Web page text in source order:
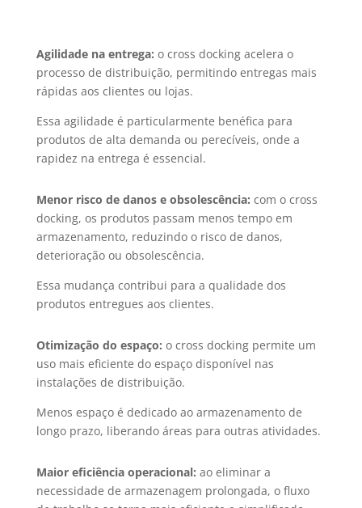
Agilidade na entrega: o cross docking acelera o
processo de distribuição, permitindo entregas mais
rápidas aos clientes ou lojas.
Essa agilidade é particularmente benéfica para
produtos de alta demanda ou perecíveis, onde a
rapidez na entrega é essencial.
Menor risco de danos e obsolescência: com o cross
docking, os produtos passam menos tempo em
armazenamento, reduzindo o risco de danos,
deterioração ou obsolescência.
Essa mudança contribui para a qualidade dos
produtos entregues aos clientes.
Otimização do espaço: o cross docking permite um
uso mais eficiente do espaço disponível nas
instalações de distribuição.
Menos espaço é dedicado ao armazenamento de
longo prazo, liberando áreas para outras atividades.
Maior eficiência operacional: ao eliminar a
necessidade de armazenagem prolongada, o fluxo